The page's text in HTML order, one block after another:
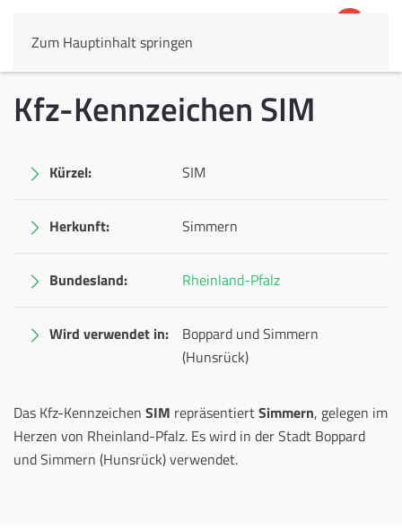
Zum Hauptinhalt springen
Kfz-Kennzeichen SIM
Kürzel: SIM
Herkunft: Simmern
Bundesland: Rheinland-Pfalz
Wird verwendet in:
Boppard und Simmern
(Hunsrück)
Das Kfz-Kennzeichen SIM repräsentiertSimmern, gelegen im
Herzen von Rheinland-Pfalz. Es wird in der Stadt Boppard
und Simmern (Hunsrück) verwendet.